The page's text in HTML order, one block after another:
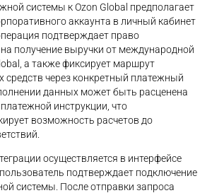
системы к Ozon Global предполагает
аккаунта в личный кабинет
подтверждает право
получение выручки от международной
а также фиксирует маршрут
через конкретный платежный
данных может быть расценена
инструкции, что
возможность расчетов до
осуществляется в интерфейсе
подтверждает подключение
системы. После отправки запроса